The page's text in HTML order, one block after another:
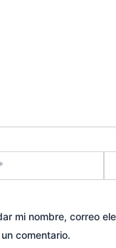
mi nombre, correo
comentario.